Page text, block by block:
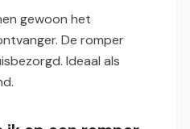
gewoon het
De romper
Ideaal als